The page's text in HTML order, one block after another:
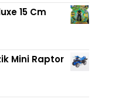
15 Cm
Mini Raptor